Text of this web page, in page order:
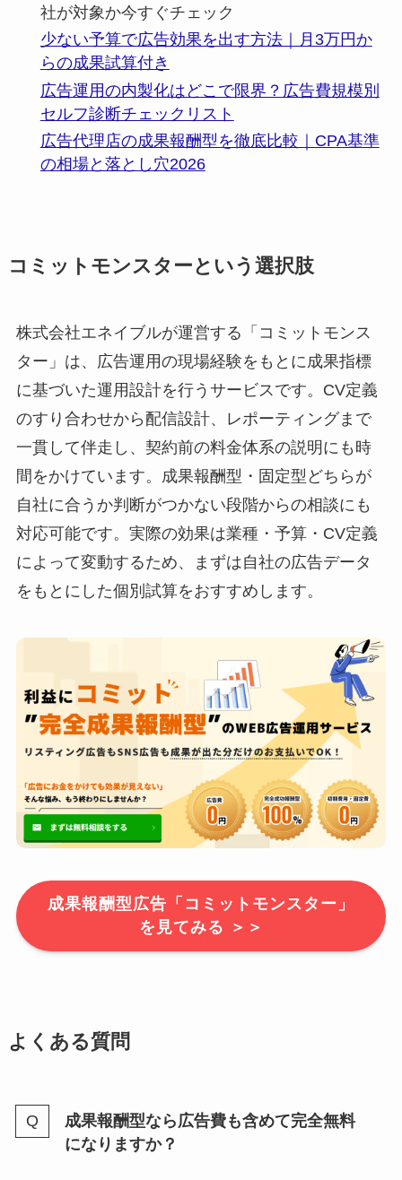
社が対象か今すぐチェック
少ない予算で広告効果を出す方法｜月3万円か
らの成果試算付き
広告運用の内製化はどこで限界？広告費規模別
セルフ診断チェックリスト
広告代理店の成果報酬型を徹底比較｜CPA基準
の相場と落とし穴2026
コミットモンスターという選択肢
株式会社エネイブルが運営する「コミットモンス
ター」は、広告運用の現場経験をもとに成果指標
に基づいた運用設計を行うサービスです。CV定義
のすり合わせから配信設計、レポーティングまで
一貫して伴走し、契約前の料金体系の説明にも時
間をかけています。成果報酬型・固定型どちらが
自社に合うか判断がつかない段階からの相談にも
対応可能です。実際の効果は業種・予算・CV定義
によって変動するため、まずは自社の広告データ
をもとにした個別試算をおすすめします。
成果報酬型広告「コミットモンスター」
を見てみる ＞＞
よくある質問
成果報酬型なら広告費も含めて完全無料
になりますか？